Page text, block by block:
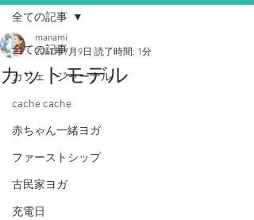
全ての記事
カフェ ジャーナル
cache cache
赤ちゃん一緒ヨガ
ファーストシップ
古民家ヨガ
充電日
全ての記事
カットモデル
manami
2017年7月9日 読了時間: 1分